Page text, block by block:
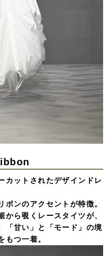
カットされたデザインドレ
ンのアクセントが特徴。
から覗くレースタイツが、
「甘い」と「モード」の境
もつ一着。